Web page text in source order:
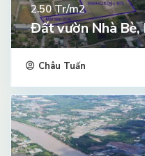
2.50Tr/m2
Đất vườn Nhà Bè,
Châu Tuấn